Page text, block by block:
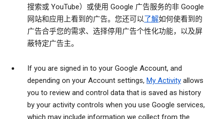
搜索或 YouTube）或使用 Google 广告服务的非 Google
网站和应用上看到的广告。您还可以了解如何使看到的
广告合乎您的需求、选择停用广告个性化功能，以及屏
蔽特定广告主。
If you are signed in to your Google Account, and
depending on your Account settings, My Activity allows
you to review and control data that is saved as history
by your activity controls when you use Google services,
which may include information we collect from the